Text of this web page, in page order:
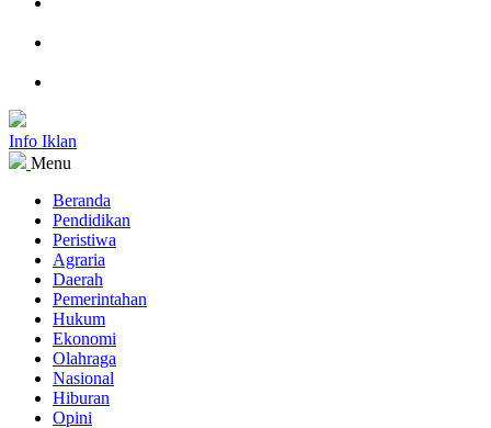
Info Iklan
Menu
Beranda
Pendidikan
Peristiwa
Agraria
Daerah
Pemerintahan
Hukum
Ekonomi
Olahraga
Nasional
Hiburan
Opini